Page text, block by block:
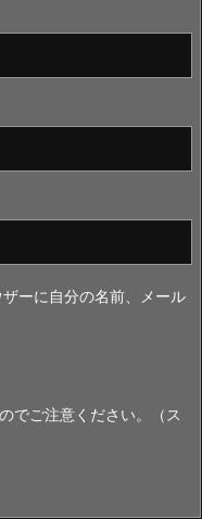
ーに自分の名前、メール
でご注意ください。（ス